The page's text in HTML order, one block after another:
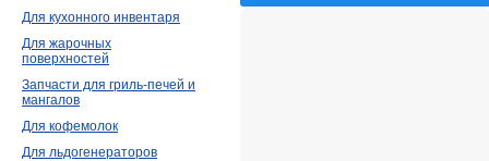
Для кухонного инвентаря
Для жарочных
поверхностей
Запчасти для гриль-печей и
мангалов
Для кофемолок
Для льдогенераторов